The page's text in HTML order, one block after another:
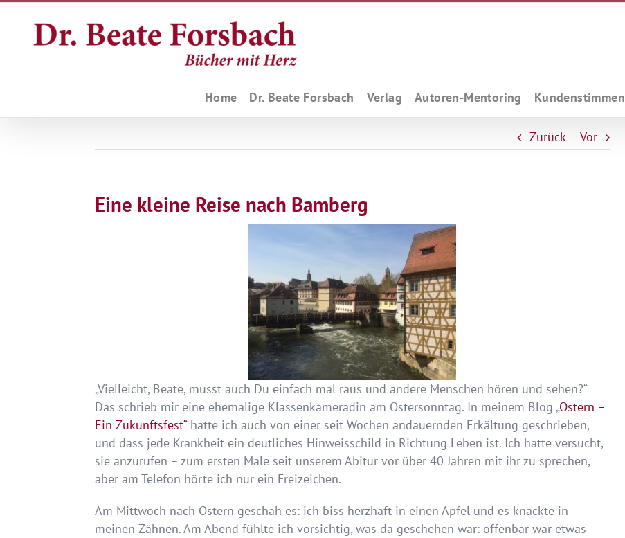
Zum
springen
Home Dr. Beate Forsbach Verlag Autoren-Mentoring Kundenstimmen
Zurück Vor
Eine kleine Reise nach Bamberg
„Vielleicht, Beate, musst auch Du einfach mal raus und andere Menschen hören und sehen?“
Das schrieb mir eine ehemalige Klassenkameradin am Ostersonntag. In meinem Blog „Ostern –
Ein Zukunftsfest“ hatte ich auch von einer seit Wochen andauernden Erkältung geschrieben,
und dass jede Krankheit ein deutliches Hinweisschild in Richtung Leben ist. Ich hatte versucht,
sie anzurufen – zum ersten Male seit unserem Abitur vor über 40 Jahren mit ihr zu sprechen,
aber am Telefon hörte ich nur ein Freizeichen.
Am Mittwoch nach Ostern geschah es: ich biss herzhaft in einen Apfel und es knackte in
meinen Zähnen. Am Abend fühlte ich vorsichtig, was da geschehen war: offenbar war etwas